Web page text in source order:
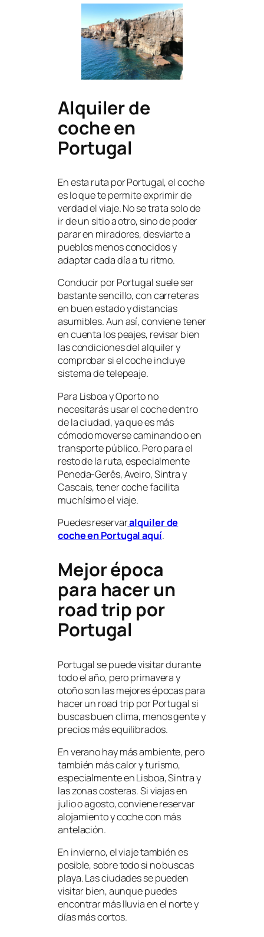
Alquiler de
coche en
Portugal
En esta ruta por Portugal, el coche
es lo que te permite exprimir de
verdad el viaje. No se trata solo de
ir de un sitio a otro, sino de poder
parar en miradores, desviarte a
pueblos menos conocidos y
adaptar cada día a tu ritmo.
Conducir por Portugal suele ser
bastante sencillo, con carreteras
en buen estado y distancias
asumibles. Aun así, conviene tener
en cuenta los peajes, revisar bien
las condiciones del alquiler y
comprobar si el coche incluye
sistema de telepeaje.
Para Lisboa y Oporto no
necesitarás usar el coche dentro
de la ciudad, ya que es más
cómodo moverse caminando o en
transporte público. Pero para el
resto de la ruta, especialmente
Peneda-Gerês, Aveiro, Sintra y
Cascais, tener coche facilita
muchísimo el viaje.
Puedes reservaralquiler de
coche en Portugal aquí.
Mejor época
para hacer un
road trip por
Portugal
Portugal se puede visitar durante
todo el año, pero primavera y
otoño son las mejores épocas para
hacer un road trip por Portugal si
buscas buen clima, menos gente y
precios más equilibrados.
En verano hay más ambiente, pero
también más calor y turismo,
especialmente en Lisboa, Sintra y
las zonas costeras. Si viajas en
julio o agosto, conviene reservar
alojamiento y coche con más
antelación.
En invierno, el viaje también es
posible, sobre todo si no buscas
playa. Las ciudades se pueden
visitar bien, aunque puedes
encontrar más lluvia en el norte y
días más cortos.